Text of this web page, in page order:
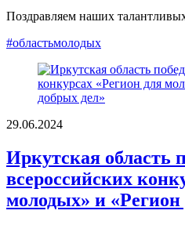
Поздравляем наших
#областьмолодых
29.06.2024
Иркутская область
всероссийских
молодых» и «Регион